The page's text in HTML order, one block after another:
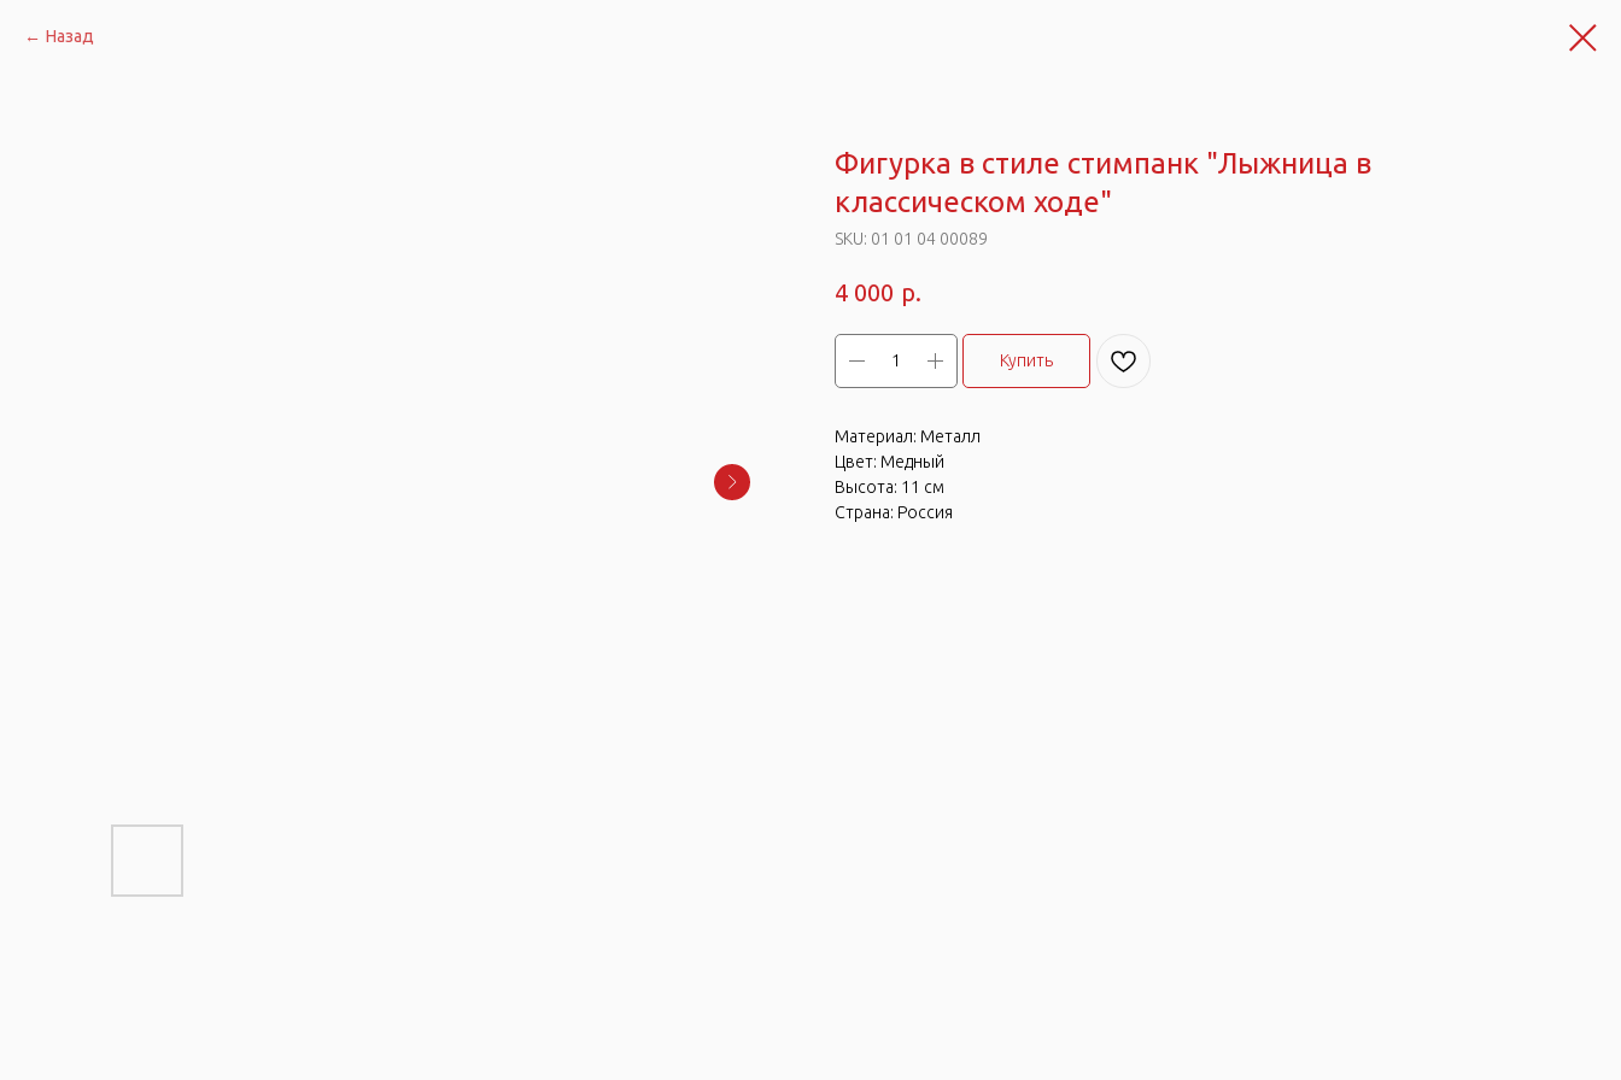
Назад
Фигурка в стиле стимпанк "Лыжница в
классическом ходе"
SKU: 01 01 04 00089
4 000 р.
Купить
Материал: Металл
Цвет: Медный
Высота: 11 см
Страна: Россия